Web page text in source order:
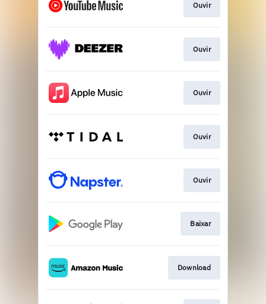
Ouvir
Ouvir
Ouvir
Ouvir
Ouvir
Baixar
Download